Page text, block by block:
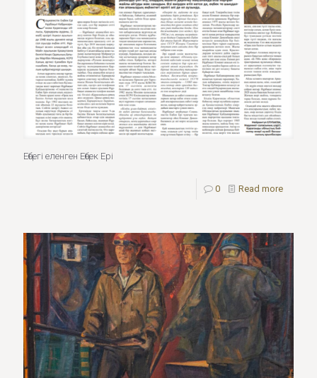
Еңбегі еленген Еңбек Ері
0 Read more